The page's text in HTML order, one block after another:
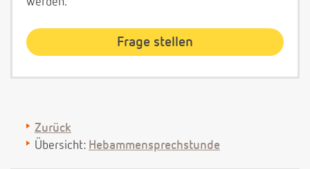
Zurück
Übersicht: Hebammensprechstunde